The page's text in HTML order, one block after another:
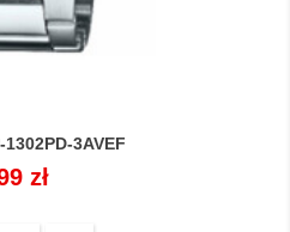
3AVEF
zł